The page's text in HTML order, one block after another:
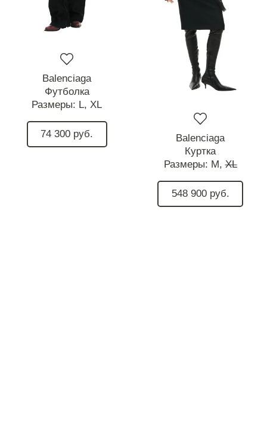
Balenciaga
Футболка
Размеры: L, XL
74 300 руб.
Balenciaga
Куртка
Размеры: M, XL
548 900 руб.